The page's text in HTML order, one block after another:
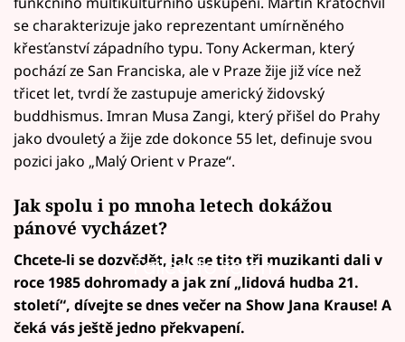
se charakterizuje jako reprezentant umírněného
křesťanství západního typu. Tony Ackerman, který
pochází ze San Franciska, ale v Praze žije již více než
třicet let, tvrdí že zastupuje americký židovský
buddhismus. Imran Musa Zangi, který přišel do Prahy
jako dvouletý a žije zde dokonce 55 let, definuje svou
pozici jako „Malý Orient v Praze“.
Jak spolu i po mnoha letech dokážou
pánové vycházet?
Failed to fetch
Chcete-li se dozvědět, jak se tito tři muzikanti dali v
roce 1985 dohromady a jak zní „lidová hudba 21.
století“, dívejte se dnes večer na Show Jana Krause! A
čeká vás ještě jedno překvapení.